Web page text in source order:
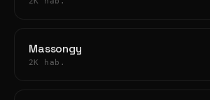
Massongy
2K hab.